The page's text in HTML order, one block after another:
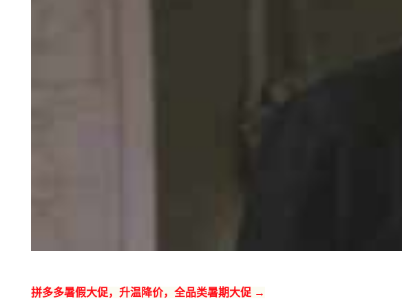
拼多多暑假大促，升温降价，全品类暑期大促 →